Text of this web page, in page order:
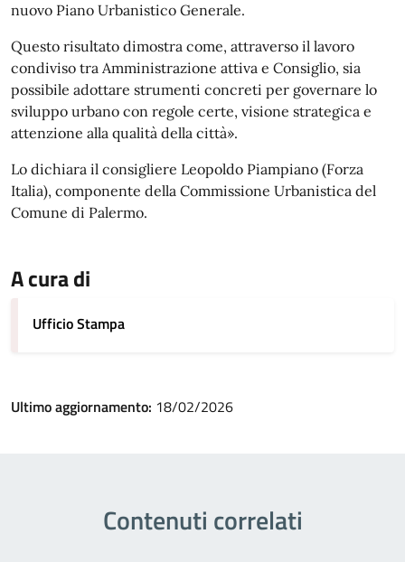
nuovo Piano Urbanistico Generale.
Questo risultato dimostra come, attraverso il lavoro
condiviso tra Amministrazione attiva e Consiglio, sia
possibile adottare strumenti concreti per governare lo
sviluppo urbano con regole certe, visione strategica e
attenzione alla qualità della città».
Lo dichiara il consigliere Leopoldo Piampiano (Forza
Italia), componente della Commissione Urbanistica del
Comune di Palermo.
A cura di
Ufficio Stampa
Ultimo aggiornamento: 18/02/2026
Contenuti correlati